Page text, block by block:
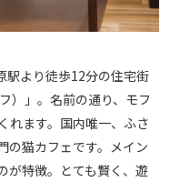
駅より徒歩12分の住宅街
）」。名前の通り、モフ
れます。国内唯一、ふさ
の猫カフェです。メイン
が特徴。とても賢く、遊